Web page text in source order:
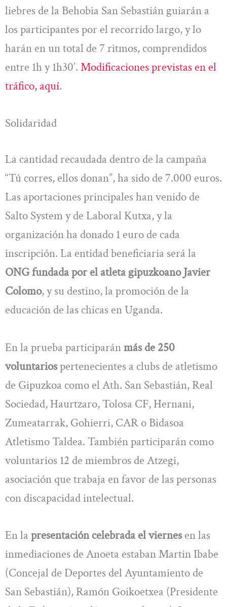
liebres de la Behobia San Sebastián guiarán a
los participantes por el recorrido largo, y lo
harán en un total de 7 ritmos, comprendidos
entre 1h y 1h30’. Modificaciones previstas en el
tráfico, aquí.
Solidaridad
La cantidad recaudada dentro de la campaña
“Tú corres, ellos donan”, ha sido de 7.000 euros.
Las aportaciones principales han venido de
Salto System y de Laboral Kutxa, y la
organización ha donado 1 euro de cada
inscripción. La entidad beneficiaria será la
ONG fundada por el atleta gipuzkoano Javier
Colomo, y su destino, la promoción de la
educación de las chicas en Uganda.
En la prueba participaránmás de 250
voluntariospertenecientes a clubs de atletismo
de Gipuzkoa como el Ath. San Sebastián, Real
Sociedad, Haurtzaro, Tolosa CF, Hernani,
Zumeatarrak, Gohierri, CAR o Bidasoa
Atletismo Taldea. También participarán como
voluntarios 12 de miembros de Atzegi,
asociación que trabaja en favor de las personas
con discapacidad intelectual.
En la presentación celebrada el viernesen las
inmediaciones de Anoeta estaban Martin Ibabe
(Concejal de Deportes del Ayuntamiento de
San Sebastián), Ramón Goikoetxea (Presidente